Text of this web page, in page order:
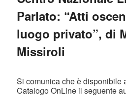
Parlato: “Atti
luogo privato”, di
Missiroli
Si comunica che è disponibile
Catalogo OnLine il seguente